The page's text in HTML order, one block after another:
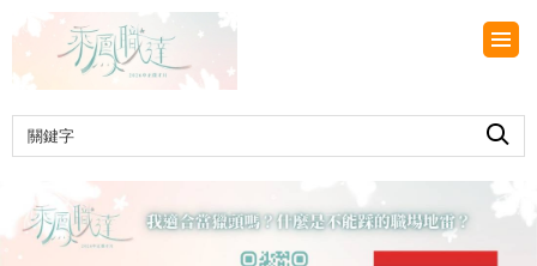
主
內
容